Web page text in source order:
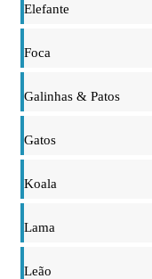
Elefante
Foca
Galinhas & Patos
Gatos
Koala
Lama
Leão